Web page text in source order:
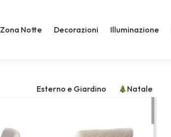
Zona Notte Decorazioni Illuminazione
Esterno e Giardino Natale